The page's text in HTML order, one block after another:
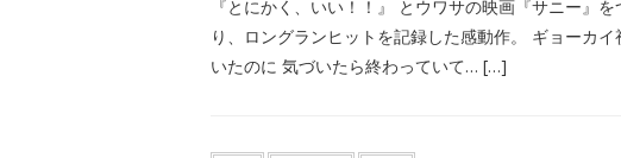
『とにかく、いい！！』 とウワサの映画『サニー』
り、ロングランヒットを記録した感動作。 ギョーカ
いたのに 気づいたら終わっていて… […]